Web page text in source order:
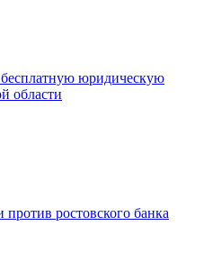
бесплатную юридическую
области
ростовского банка